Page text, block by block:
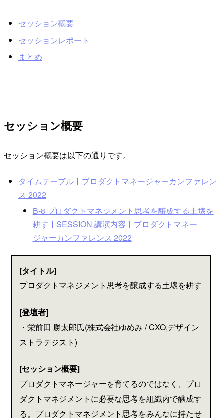
セッション概要
セッションレポート
まとめ
セッション概要
セッション概要は以下の通りです。
タイムテーブル丨プロダクトマネージャーカンファレン
ス 2022
B-8 プロダクトマネジメント思考を醸成する土壌を
耕す丨SESSION 講演内容丨プロダクトマネー
ジャーカンファレンス 2022
[タイトル]
プロダクトマネジメント思考を醸成する土壌を耕す
[登壇者]
・栄前田 勝太郎氏(株式会社ゆめみ / CXO,デザイン
ストラテジスト)
[セッション概要]
プロダクトマネージャーを育てるのではなく、プロ
ダクトマネジメントに必要な思考を組織内で醸成す
る。プロダクトマネジメント思考をみんなに持たせ